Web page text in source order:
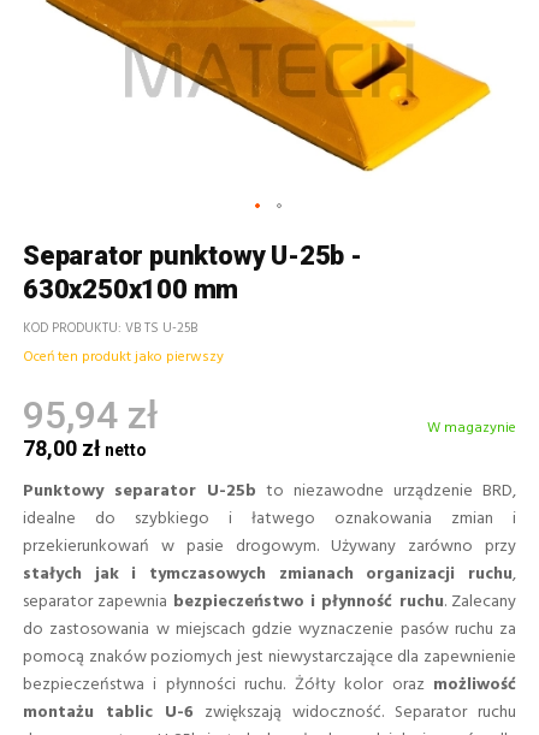
Separator punktowy U-25b -
630x250x100 mm
KOD PRODUKTU VB TS U-25B
Oceń ten produkt jako pierwszy
95,94 zł
78,00 zł
W magazynie
Punktowy separator U-25b to niezawodne urządzenie BRD,
idealne do szybkiego i łatwego oznakowania zmian i
przekierunkowań w pasie drogowym. Używany zarówno przy
stałych jak i tymczasowych zmianach organizacji ruchu,
separator zapewnia bezpieczeństwo i płynność ruchu. Zalecany
do zastosowania w miejscach gdzie wyznaczenie pasów ruchu za
pomocą znaków poziomych jest niewystarczające dla zapewnienie
bezpieczeństwa i płynności ruchu. Żółty kolor oraz możliwość
montażu tablic U-6 zwiększają widoczność. Separator ruchu